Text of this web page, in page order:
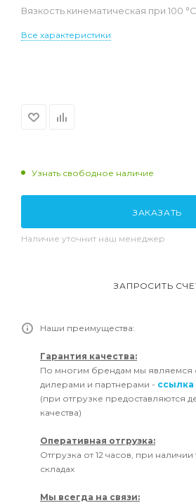
Вязкость кинематическая при 100
Все характеристики
Узнать свободное наличие
ЗАКАЗАТЬ
Наличие уточнит наш менеджер
ЗАПРОСИТЬ
Наши преимущества:
Гарантия качества:
По многим брендам мы
дилерами и партнерами -
(при отгрузке предоставляются
качества)
Оперативная отгрузка:
Отгрузка от 12 часов, при
складах
Мы всегда на связи: